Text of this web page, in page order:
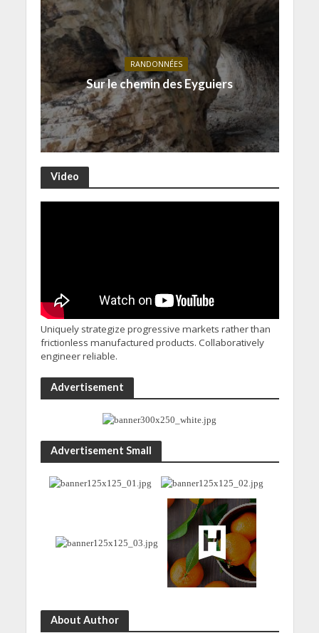
RANDONNÉES
Sur le chemin des Eyguiers
Video
Uniquely strategize progressive markets rather than
frictionless manufactured products. Collaboratively
engineer reliable.
Advertisement
Advertisement Small
About Author